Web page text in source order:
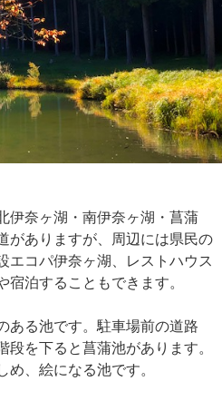
伊奈ヶ湖・南伊奈ヶ湖・菖蒲
がありますが、周辺には県民の
エコパ伊奈ヶ湖、レストハウス
泊することもできます。
ある池です。駐車場前の道路
段を下ると菖蒲池があります。
、絵になる池です。